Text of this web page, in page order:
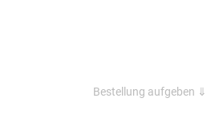
Bestellung aufgeben ⇓